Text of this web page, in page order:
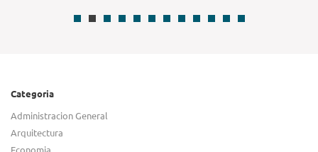
Categoria
Administracion General
Arquitectura
Economia